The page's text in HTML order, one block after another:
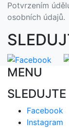
Potvrzením
osobních údajů.
MENU
Facebook
Instagram